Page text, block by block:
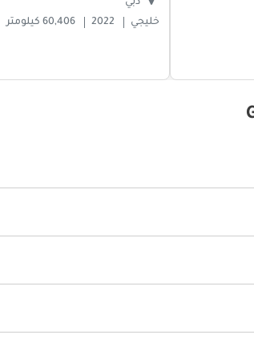
خليجي
2022 60,406 كيلومتر